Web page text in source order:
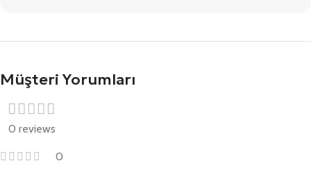
Müşteri Yorumları
0 reviews
0